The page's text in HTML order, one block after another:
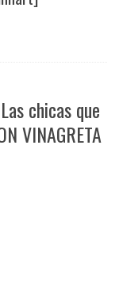
chicas que
VINAGRETA